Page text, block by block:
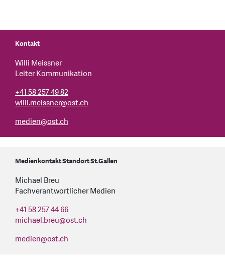
Kontakt
Willi Meissner
Leiter Kommunikation
+41 58 257 49 82
willi.meissner@ost.ch
medien@ost.ch
Medienkontakt Standort St.Gallen
Michael Breu
Fachverantwortlicher Medien
+41 58 257 44 66
michael.breu@ost.ch
medien@ost.ch